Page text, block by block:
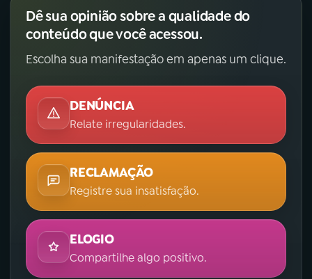
Dê sua opinião sobre a qualidade do
conteúdo que você acessou.
Escolha sua manifestação em apenas um clique.
DENÚNCIA
Relate irregularidades.
RECLAMAÇÃO
Registre sua insatisfação.
ELOGIO
Compartilhe algo positivo.